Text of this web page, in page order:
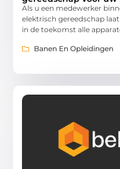
Als u een medewerker
elektrisch gereedschap
in de toekomst alle
Banen En Opleidingen